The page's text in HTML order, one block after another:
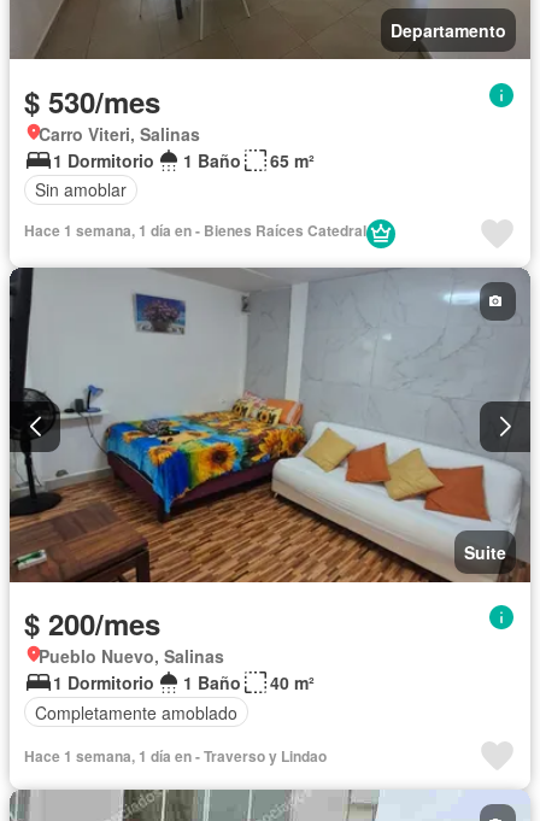
Departamento
$ 530/mes
Carro Viteri, Salinas
1 Dormitorio
1 Baño
65 m²
Sin amoblar
Hace 1 semana, 1 día en - Bienes Raíces Catedral
Suite
$ 200/mes
Pueblo Nuevo, Salinas
1 Dormitorio
1 Baño
40 m²
Completamente amoblado
Hace 1 semana, 1 día en - Traverso y Lindao